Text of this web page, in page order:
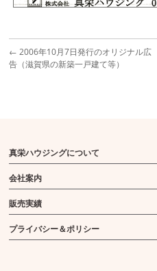
← 2006年10月7日発行のオリジナル広
告（滋賀県の新築一戸建て等）
真栄ハウジングについて
会社案内
販売実績
プライバシー＆ポリシー